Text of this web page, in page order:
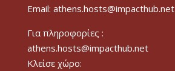
Email: athens.hosts@impacthub.net
Για πληροφορίες :
athens.hosts@impacthub.net
Κλείσε χώρο: